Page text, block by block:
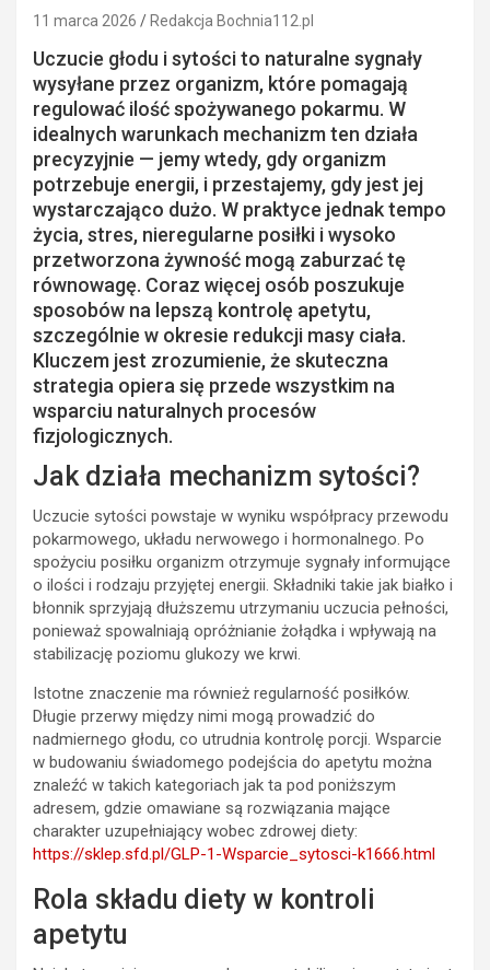
11 marca 2026 Redakcja Bochnia112.pl
Uczucie głodu i sytości to naturalne sygnały
wysyłane przez organizm, które pomagają
regulować ilość spożywanego pokarmu. W
idealnych warunkach mechanizm ten działa
precyzyjnie — jemy wtedy, gdy organizm
potrzebuje energii, i przestajemy, gdy jest jej
wystarczająco dużo. W praktyce jednak tempo
życia, stres, nieregularne posiłki i wysoko
przetworzona żywność mogą zaburzać tę
równowagę. Coraz więcej osób poszukuje
sposobów na lepszą kontrolę apetytu,
szczególnie w okresie redukcji masy ciała.
Kluczem jest zrozumienie, że skuteczna
strategia opiera się przede wszystkim na
wsparciu naturalnych procesów
fizjologicznych.
Jak działa mechanizm sytości?
Uczucie sytości powstaje w wyniku współpracy przewodu
pokarmowego, układu nerwowego i hormonalnego. Po
spożyciu posiłku organizm otrzymuje sygnały informujące
o ilości i rodzaju przyjętej energii. Składniki takie jak białko i
błonnik sprzyjają dłuższemu utrzymaniu uczucia pełności,
ponieważ spowalniają opróżnianie żołądka i wpływają na
stabilizację poziomu glukozy we krwi.
Istotne znaczenie ma również regularność posiłków.
Długie przerwy między nimi mogą prowadzić do
nadmiernego głodu, co utrudnia kontrolę porcji. Wsparcie
w budowaniu świadomego podejścia do apetytu można
znaleźć w takich kategoriach jak ta pod poniższym
adresem, gdzie omawiane są rozwiązania mające
charakter uzupełniający wobec zdrowej diety:
https://sklep.sfd.pl/GLP-1-Wsparcie_sytosci-k1666.html
Rola składu diety w kontroli
apetytu